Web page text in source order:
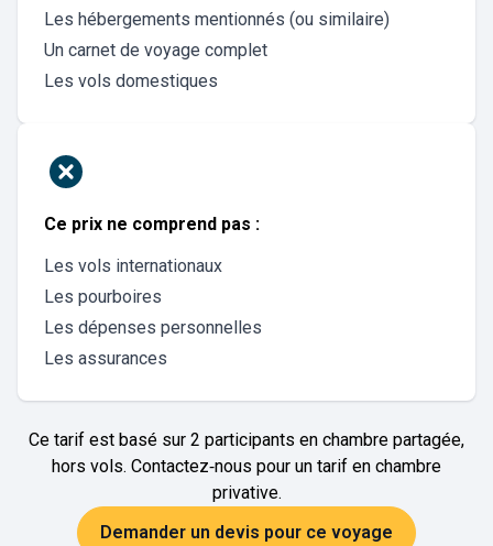
Les hébergements mentionnés (ou similaire)
Un carnet de voyage complet
Les vols domestiques
Ce prix ne comprend pas :
Les vols internationaux
Les pourboires
Les dépenses personnelles
Les assurances
Ce tarif est basé sur 2 participants en chambre partagée,
hors vols. Contactez‑nous pour un tarif en chambre
privative.
Demander un devis pour ce voyage